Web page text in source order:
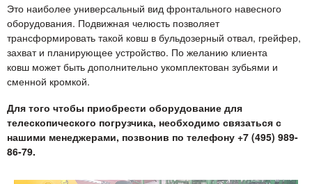
Это наиболее универсальный вид фронтального навесного
оборудования. Подвижная челюсть позволяет
трансформировать такой ковш в бульдозерный отвал, грейфер,
захват и планирующее устройство. По желанию клиента
ковш может быть дополнительно укомплектован зубьями и
сменной кромкой.
Для того чтобы приобрести оборудование для
телескопического погрузчика, необходимо связаться с
нашими менеджерами, позвонив по телефону +7 (495) 989-
86-79.